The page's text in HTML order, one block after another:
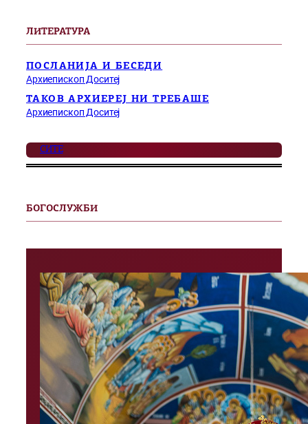
ЛИТЕРАТУРА
ПОСЛАНИЈА И БЕСЕДИ
Архиепископ Доситеј
ТАКОВ АРХИЕРЕЈ НИ ТРЕБАШЕ
Архиепископ Доситеј
СИТЕ
БОГОСЛУЖБИ